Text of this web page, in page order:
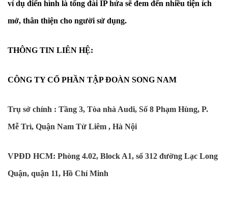
ví dụ điển hình là tổng đài IP hứa sẽ đem đến nhiều tiện ích
mở, thân thiện cho người sử dụng.
THÔNG TIN LIÊN HỆ:
CÔNG TY CỔ PHẦN TẬP ĐOÀN SONG NAM
Trụ sở chính : Tầng 3, Tòa nhà Audi, Số 8 Phạm Hùng, P.
Mễ Trì, Quận Nam Từ Liêm , Hà Nội
VPĐD HCM: Phòng 4.02, Block A1, số 312 đường Lạc Long
Quận, quận 11, Hồ Chí Minh